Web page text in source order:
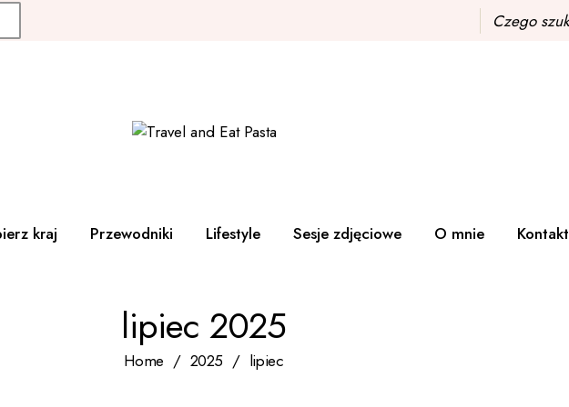
Czego
szukasz?
kraj Przewodniki
Jezioro Como
Jezioro Garda
Lifestyle Sesje zdjęciowe O mnie Kontakt
lipiec 2025
Home 2025 lipiec